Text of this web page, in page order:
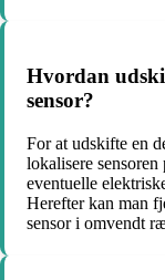
Hvordan
sensor?
For at udskifte en
lokalisere
eventuelle
Herefter kan man
sensor i omvendt